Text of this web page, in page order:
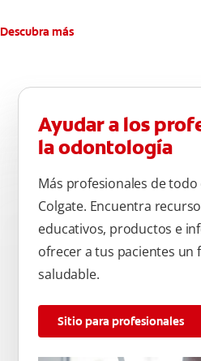
Descubra más
Ayudar a los
la odontología
Más profesionales de
Colgate. Encuentra
educativos, productos e
ofrecer a tus pacientes un
saludable.
Sitio para profesionales